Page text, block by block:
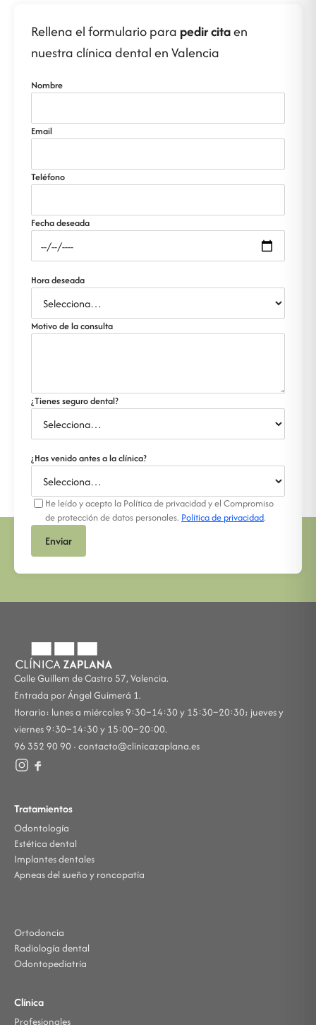
Rellena el formulario para pedir citaen
nuestra clínica dental en Valencia
Nombre
Email
Teléfono
Fecha deseada
Hora deseada
Motivo de la consulta
¿Tienes seguro dental?
¿Has venido antes a la clínica?
He leído y acepto la Política de privacidad y el Compromiso
de protección de datos personales. Política de privacidad.
Enviar
Calle Guillem de Castro 57, Valencia.
Entrada por Ángel Guimerá 1.
Horario: lunes a miércoles 9:30–14:30 y 15:30–20:30; jueves y
viernes 9:30–14:30 y 15:00–20:00.
96 352 90 90 · contacto@clinicazaplana.es
Tratamientos
Odontología
Estética dental
Implantes dentales
Apneas del sueño y roncopatía
Ortodoncia
Radiología dental
Odontopediatría
Clínica
Profesionales